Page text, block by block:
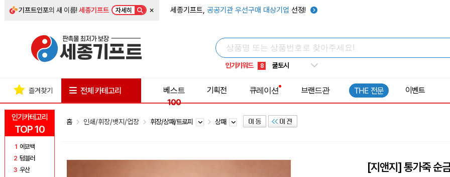
기프트인포의 새 이름!세종기프트 자세히 × 세종기프트, 공공기관 우선구매 대상기업 선정!
인기키워드
5 키캡
8 쿨토시
9 넥쿨러
1 선풍기
인기카테고리
TOP 10
1 에코백
2 텀블러
3 우산
즐겨찾기 전체 카테고리
베스트
100
기획전 큐레이션 브랜드관 THE 전문 이벤트
홈 인쇄/휘장/뱃지/업장 휘장/상패/트로피 상패
[지앤지] 통가죽 순